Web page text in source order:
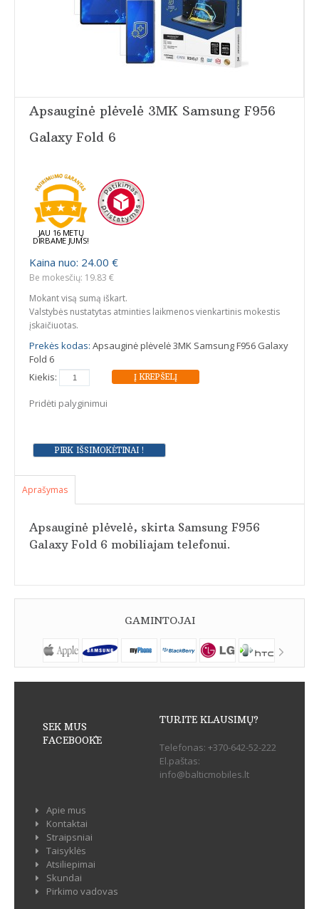
Apsauginė plėvelė 3MK Samsung F956
Galaxy Fold 6
JAU 16 METŲ
DIRBAME JUMS!
Kaina nuo: 24.00 €
Be mokesčių: 19.83 €
Mokant visą sumą iškart.
Valstybės nustatytas atminties laikmenos vienkartinis mokestis
įskaičiuotas.
Prekės kodas: Apsauginė plėvelė 3MK Samsung F956 Galaxy
Fold 6
Kiekis:
Pridėti palyginimui
Aprašymas
Apsauginė plėvelė, skirta Samsung F956
Galaxy Fold 6 mobiliajam telefonui.
GAMINTOJAI
SEK MUS
FACEBOOK`E
TURITE KLAUSIMŲ?
Telefonas: +370-642-52-222
El.paštas:
info@balticmobiles.lt
Apie mus
Kontaktai
Straipsniai
Taisyklės
Atsiliepimai
Skundai
Pirkimo vadovas